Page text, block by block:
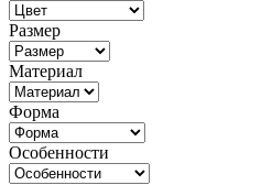
Размер
Материал
Форма
Особенности